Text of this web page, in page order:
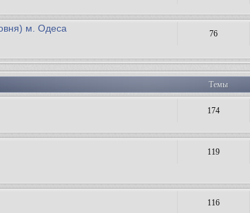
м. Одеса 76
Темы
174
119
116